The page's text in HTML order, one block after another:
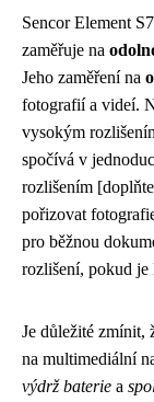
Sencor Element
zaměřuje na
Jeho zaměření na
fotografií a videí.
vysokým
spočívá v
rozlišením
pořizovat
pro běžnou
rozlišení, pokud
Je důležité zmínit,
na multimediální
výdrž baterie a